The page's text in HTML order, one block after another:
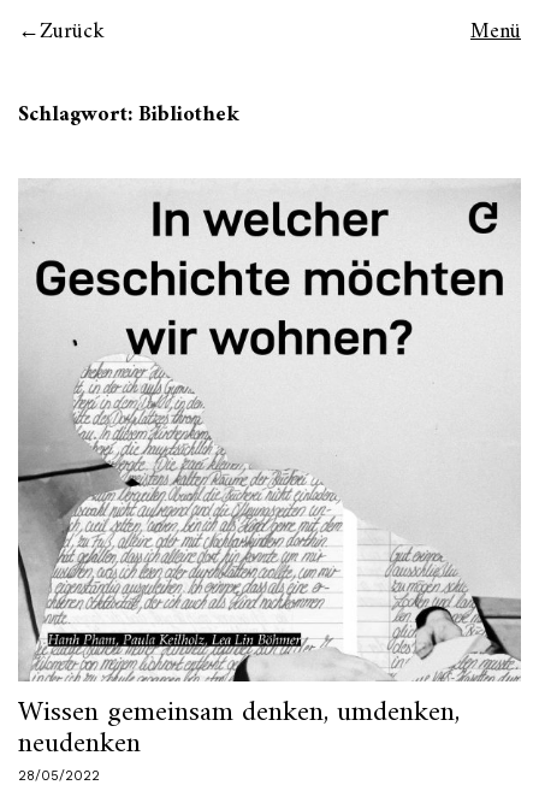
Zurück Menü
Schlagwort:Bibliothek
Wissen gemeinsam denken, umdenken,
neudenken
28/05/2022